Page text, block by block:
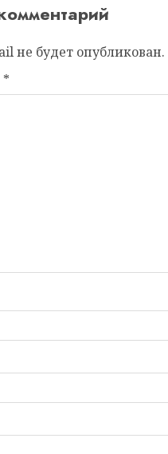
не будет опубликован.
*